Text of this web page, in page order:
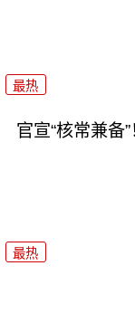
最热
官宣“核常兼备
最热